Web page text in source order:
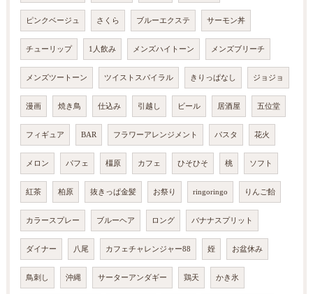
ピンクベージュ さくら ブルーエクステ サーモン丼
チューリップ 1人飲み メンズハイトーン メンズブリーチ
メンズツートーン ツイストスパイラル きりっぱなし ジョジョ
漫画 焼き鳥 仕込み 引越し ビール 居酒屋 五位堂
フィギュア BAR フラワーアレンジメント パスタ 花火
メロン パフェ 橿原 カフェ ひそひそ 桃 ソフト
紅茶 柏原 抜きっぱ金髪 お祭り ringoringo りんご飴
カラースプレー ブルーヘア ロング バナナスプリット
ダイナー 八尾 カフェチャレンジャー88 姪 お盆休み
鳥刺し 沖縄 サーターアンダギー 鶏天 かき氷